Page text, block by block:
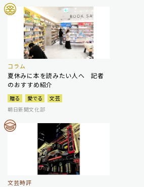
コラム
夏休みに本を読みたい人へ 記者
のおすすめ紹介
贈る 愛でる
文芸
朝日新聞文化部
文芸時評